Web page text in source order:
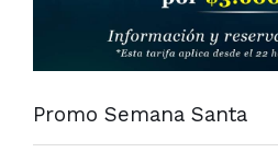
Promo Semana Santa